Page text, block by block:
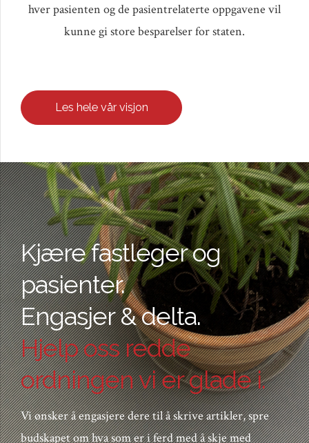
hver pasienten og de pasientrelaterte oppgavene vil
kunne gi store besparelser for staten.
Les hele vår visjon
Kjære fastleger og
pasienter.
Engasjer & delta.
Hjelp oss redde
ordningen vi er glade i.
Vi ønsker å engasjere dere til å skrive artikler, spre
budskapet om hva som er i ferd med å skje med